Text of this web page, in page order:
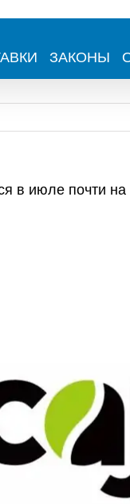
ЗАКОНЫ
в июле почти